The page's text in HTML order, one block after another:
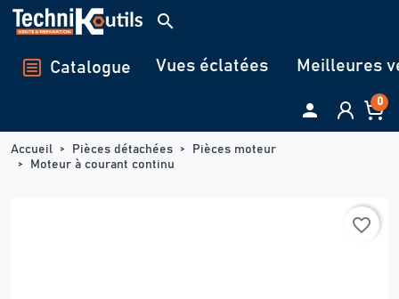
Panneau de gestion des cookies
search
Catalogue Vues éclatées Meilleures
 0
Accueil Pièces détachées
Pièces moteur
Moteur à courant continu
favorite_border